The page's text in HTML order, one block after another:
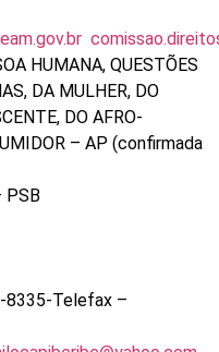
HUMANA, QUESTÕES
DA MULHER, DO
DO AFRO-
– AP (confirmada
PSB
8335-Telefax –